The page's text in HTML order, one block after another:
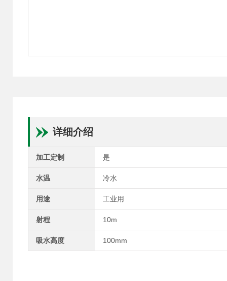
详细介绍
加工定制 是
水温 冷水
用途 工业用
射程 10m
吸水高度 100mm